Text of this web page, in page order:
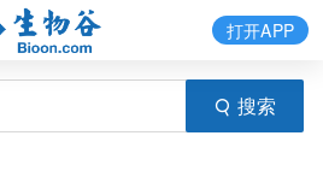
搜索
打开APP